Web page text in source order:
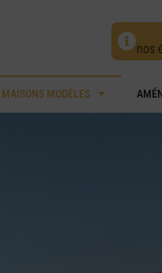
nos
MAISONS MODÈLES